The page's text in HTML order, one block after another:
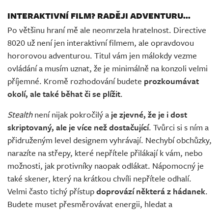
INTERAKTIVNÍ FILM? RADĚJI ADVENTURU...
Po většinu hraní mě ale neomrzela hratelnost. Directive
8020 už není jen interaktivní filmem, ale opravdovou
hororovou adventurou. Titul vám jen málokdy vezme
ovládání a musím uznat, že je minimálně na konzoli velmi
příjemné. Kromě rozhodování budete prozkoumávat
okolí, ale také běhat či se plížit.
Stealthnení nijak pokročilý a je zjevné, že je i dost
skriptovaný, ale je více než dostačující. Tvůrci si s ním a
přidruženým level designem vyhrávají. Nechybí obchůzky,
narazíte na střepy, které nepřítele přilákají k vám, nebo
možnosti, jak protivníky naopak odlákat. Nápomocný je
také skener, který na krátkou chvíli nepřítele odhalí.
Velmi často tichý přístupdoprovází některá z hádanek.
Budete muset přesměrovávat energii, hledat a